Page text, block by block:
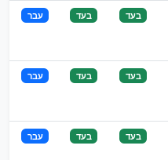
בעד בעד עבר
בעד בעד עבר
בעד בעד עבר